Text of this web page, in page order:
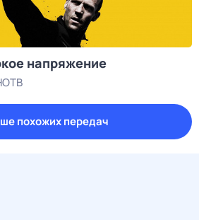
напряжение
похожих передач